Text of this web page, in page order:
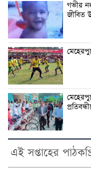
গভীর
জীবিত
এই সপ্তাহের